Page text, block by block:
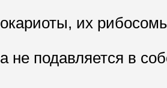
их
не подавляется в